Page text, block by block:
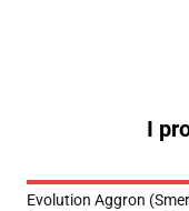
I
Evolution Aggron